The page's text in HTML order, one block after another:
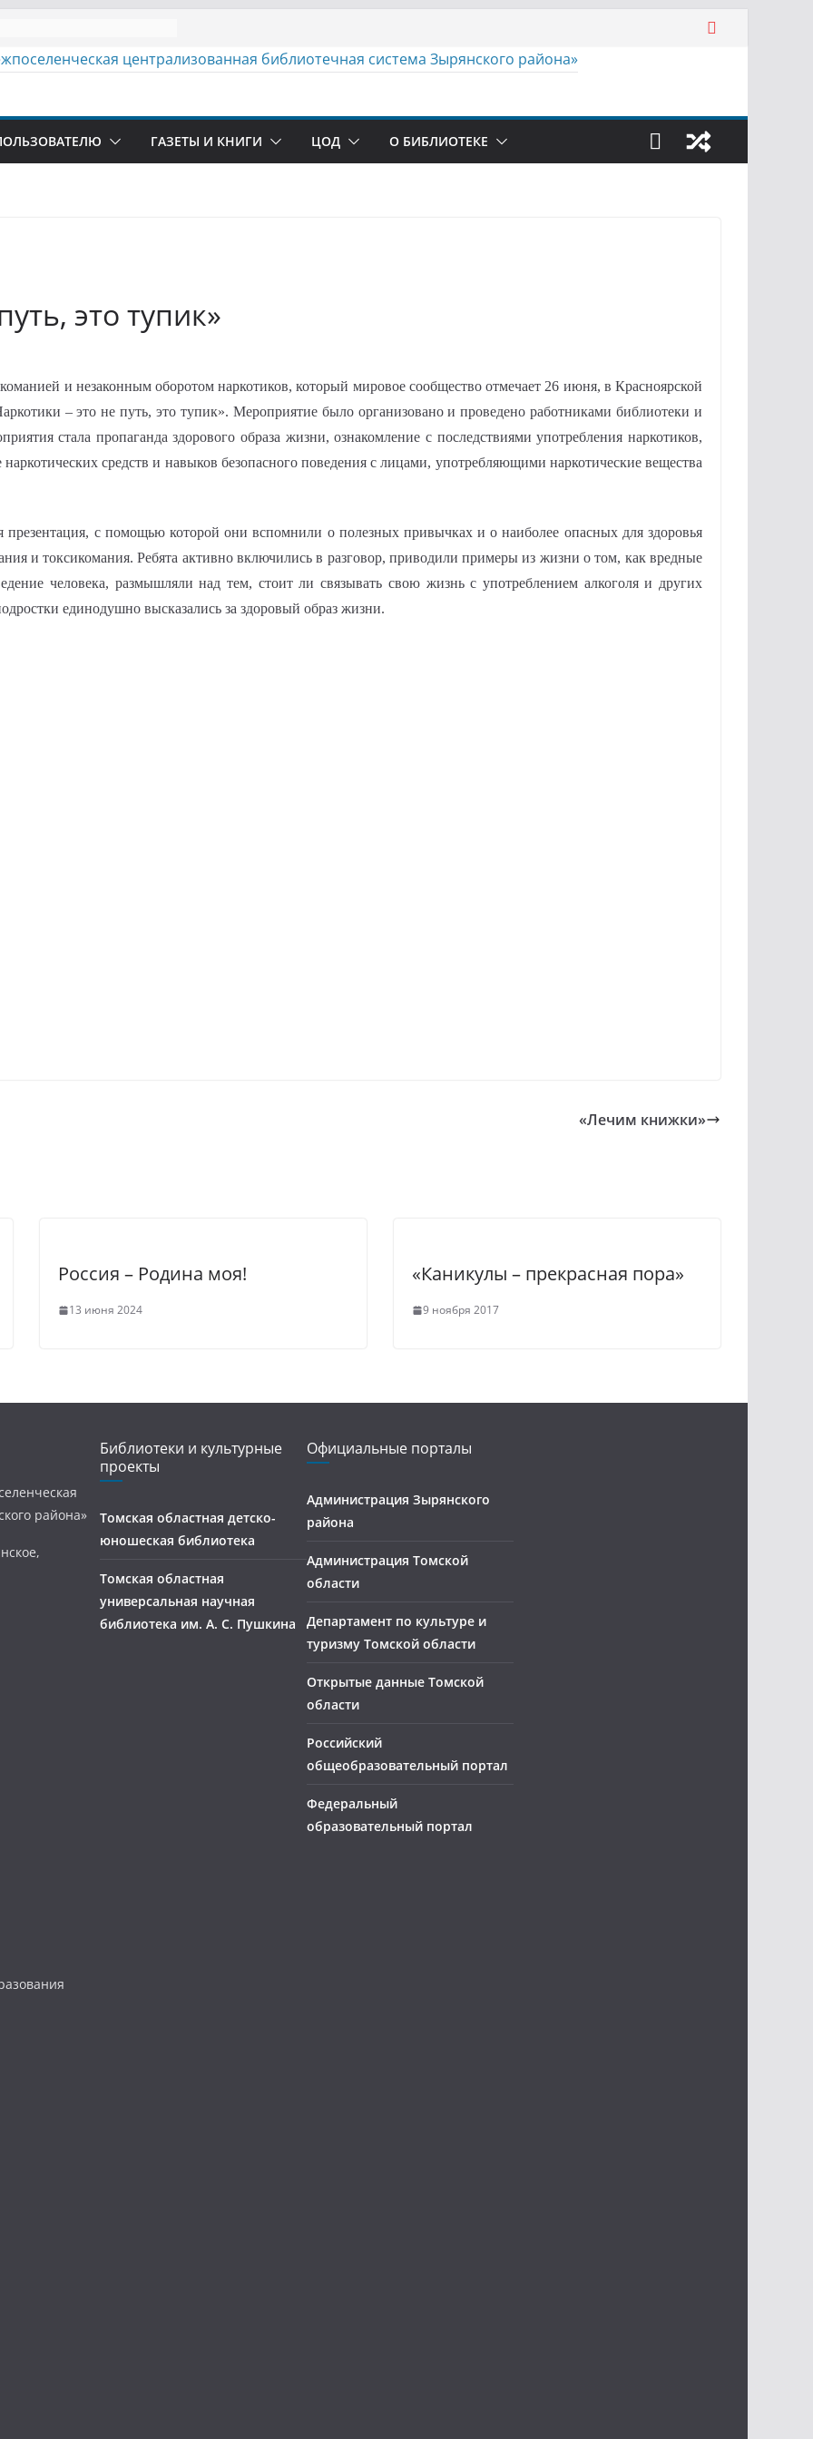
ГАЗЕТЫ И КНИГИ ЦОД О БИБЛИОТЕКЕ
это тупик»
и незаконным оборотом наркотиков, который мировое сообщество отмечает 26 июня, в Красноярской
– это не путь, это тупик». Мероприятие было организовано и проведено работниками библиотеки и
стала пропаганда здорового образа жизни, ознакомление с последствиями употребления наркотиков,
средств и навыков безопасного поведения с лицами, употребляющими наркотические вещества
с помощью которой они вспомнили о полезных привычках и о наиболее опасных для здоровья
и токсикомания. Ребята активно включились в разговор, приводили примеры из жизни о том, как вредные
человека, размышляли над тем, стоит ли связывать свою жизнь с употреблением алкоголя и других
единодушно высказались за здоровый образ жизни.
«Лечим книжки»
Россия – Родина моя!
13 июня 2024
«Каникулы – прекрасная пора»
9 ноября 2017
района»
Библиотеки и культурные
проекты
Томская областная детско-
юношеская библиотека
Томская областная
универсальная научная
библиотека им. А. С. Пушкина
Официальные порталы
Администрация Зырянского
района
Администрация Томской
области
Департамент по культуре и
туризму Томской области
Открытые данные Томской
области
Российский
общеобразовательный портал
Федеральный
образовательный портал